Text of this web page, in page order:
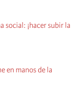
social: ¡hacer subir la
en manos de la